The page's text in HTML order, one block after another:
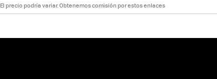
El precio podría variar. Obtenemos comisión por estos enlaces